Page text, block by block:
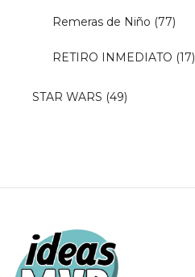
Remeras de Niño (77)
RETIRO INMEDIATO (17)
STAR WARS (49)